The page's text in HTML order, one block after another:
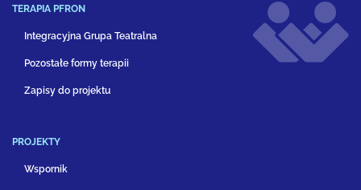
TERAPIA PFRON
Integracyjna Grupa Teatralna
Pozostałe formy terapii
Zapisy do projektu
PROJEKTY
Wspornik